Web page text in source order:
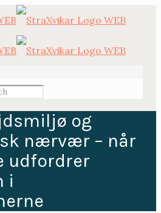
og
nærvær – når
udfordrer
i